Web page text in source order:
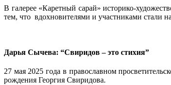
В галерее «Каретный сарай» историко-
тем, что вдохновителями и участниками
Дарья Сычева: “Свиридов – это стихия”
27 мая 2025 года в православном
рождения Георгия Свиридова.